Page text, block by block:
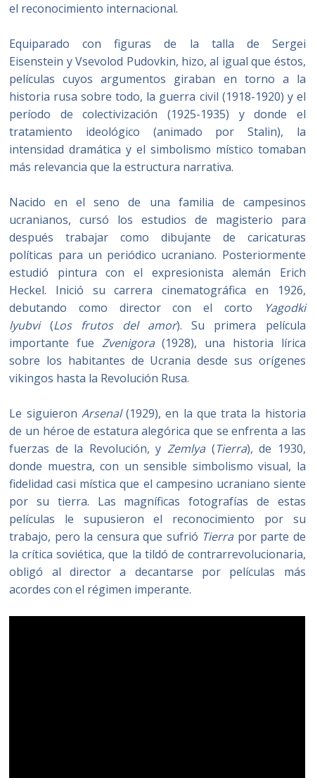
el reconocimiento internacional.
Equiparado con figuras de la talla de Sergei
Eisenstein y Vsevolod Pudovkin, hizo, al igual que éstos,
películas cuyos argumentos giraban en torno a la
historia rusa sobre todo, la guerra civil (1918-1920) y el
período de colectivización (1925-1935) y donde el
tratamiento ideológico (animado por Stalin), la
intensidad dramática y el simbolismo místico tomaban
más relevancia que la estructura narrativa.
Nacido en el seno de una familia de campesinos
ucranianos, cursó los estudios de magisterio para
después trabajar como dibujante de caricaturas
políticas para un periódico ucraniano. Posteriormente
estudió pintura con el expresionista alemán Erich
Heckel. Inició su carrera cinematográfica en 1926,
debutando como director con el corto
Yagodki
lyubvi(Los frutos del amor). Su primera película
importante fue Zvenigora(1928), una historia lírica
sobre los habitantes de Ucrania desde sus orígenes
vikingos hasta la Revolución Rusa.
Le siguieron Arsenal(1929), en la que trata la historia
de un héroe de estatura alegórica que se enfrenta a las
fuerzas de la Revolución, yZemlya (Tierra), de 1930,
donde muestra, con un sensible simbolismo visual, la
fidelidad casi mística que el campesino ucraniano siente
por su tierra. Las magníficas fotografías de estas
películas le supusieron el reconocimiento por su
trabajo, pero la censura que sufrió Tierra por parte de
la crítica soviética, que la tildó de contrarrevolucionaria,
obligó al director a decantarse por películas más
acordes con el régimen imperante.